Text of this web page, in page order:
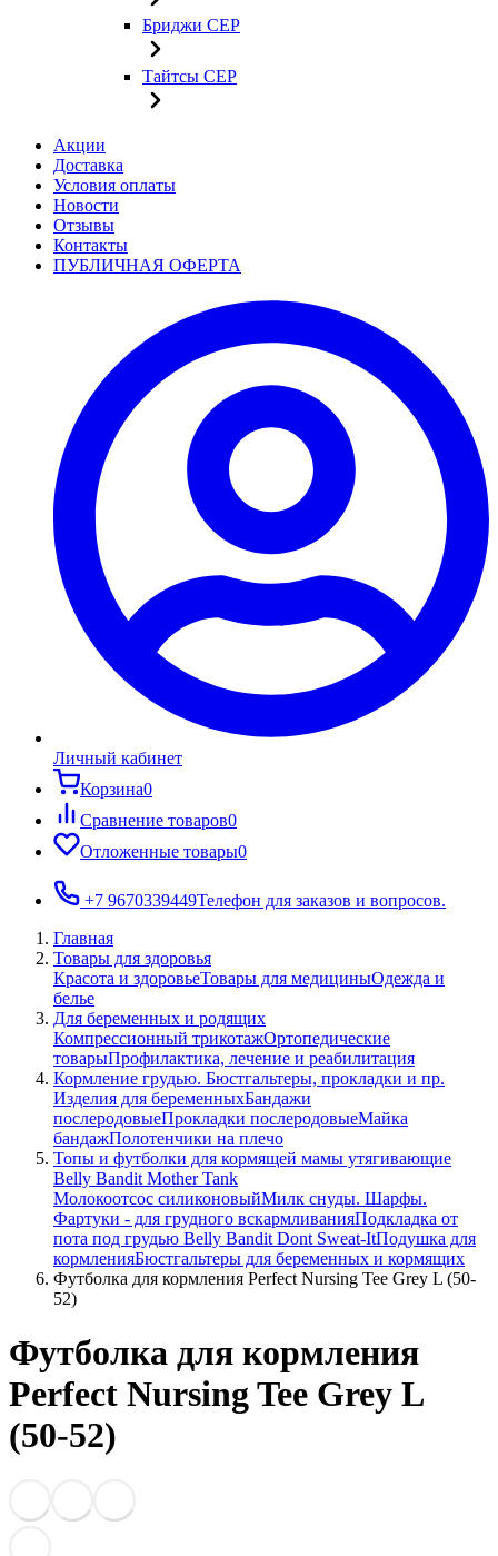
Бриджи CEP
Тайтсы CEP
Акции
Доставка
Условия оплаты
Новости
Отзывы
Контакты
ПУБЛИЧНАЯ ОФЕРТА
Личный кабинет
Корзина0
Сравнение товаров0
Отложенные товары0
+7 9670339449Телефон для заказов и вопросов.
Главная
Товары для здоровья
Красота и здоровьеТовары для медициныОдежда и
белье
Для беременных и родящих
Компрессионный трикотажОртопедические
товарыПрофилактика, лечение и реабилитация
Кормление грудью. Бюстгальтеры, прокладки и пр.
Изделия для беременныхБандажи
послеродовыеПрокладки послеродовыеМайка
бандажПолотенчики на плечо
Топы и футболки для кормящей мамы утягивающие
Belly Bandit Mother Tank
Молокоотсос силиконовыйМилк снуды. Шарфы.
Фартуки - для грудного вскармливанияПодкладка от
пота под грудью Belly Bandit Dont Sweat-ItПодушка для
кормленияБюстгальтеры для беременных и кормящих
Футболка для кормления Perfect Nursing Tee Grey L (50-
52)
Футболка для кормления
Perfect Nursing Tee Grey L
(50-52)